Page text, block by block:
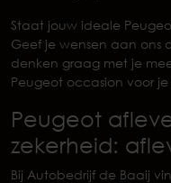
Staat jouw ideale
Geef je wensen aan ons
denken graag met je
Peugeot occasion voor
Peugeot
zekerheid:
Bij Autobedrijf de Baaij